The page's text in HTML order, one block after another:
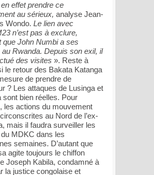
effet prendre ce
au sérieux, analyse Jean-
Wondo. Le lien avec
n’est pas à exclure,
que John Numbi a ses
au Rwanda. Depuis son exil, il
des visites ». Reste à
le retour des Bakata Katanga
de prendre de
? Les attaques de Lusinga et
sont bien réelles. Pour
les actions du mouvement
au Nord de l’ex-
mais il faudra surveiller les
MDKC dans les
semaines. D’autant que
agite toujours le chiffon
Joseph Kabila, condamné à
la justice congolaise et